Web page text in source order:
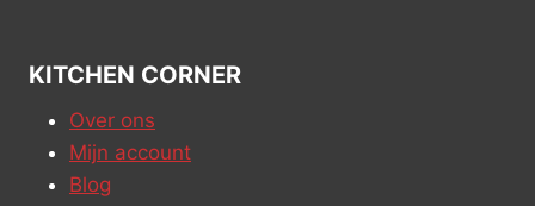
KITCHEN CORNER
Over ons
Mijn account
Blog